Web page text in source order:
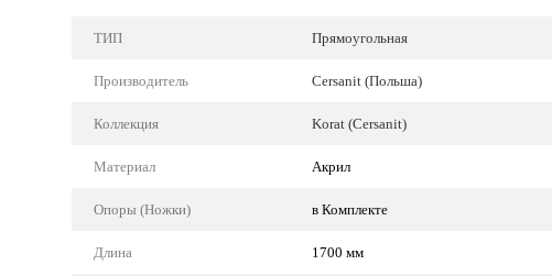
ТИП Прямоугольная
Производитель Cersanit (Польша)
Коллекция Korat (Cersanit)
Материал Акрил
Опоры (Ножки) в Комплекте
Длина 1700 мм